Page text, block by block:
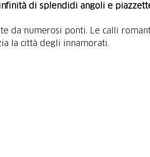
di splendidi angoli e
da numerosi ponti. Le calli
la città degli innamorati.